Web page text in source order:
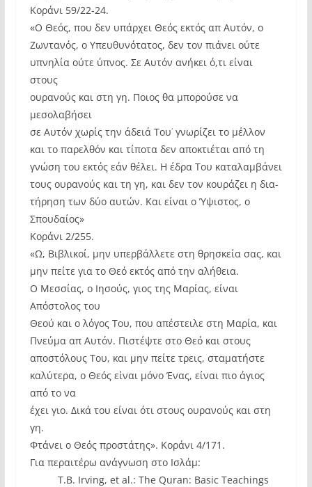
Κοράνι 59/22-24.
«Ο Θεός, που δεν υπάρχει Θεός εκτός απ Αυτόν, ο
Ζωντανός, ο Υπευθυνότατος, δεν τον πιάνει ούτε
υπνηλία ούτε ύπνος. Σε Αυτόν ανήκει ό,τι είναι
στους
ουρανούς και στη γη. Ποιος θα μπορούσε να
μεσολαβήσει
σε Αυτόν χωρίς την άδειά Του˙ γνωρίζει το μέλλον
και το παρελθόν και τίποτα δεν αποκτιέται από τη
γνώση του εκτός εάν θέλει. Η έδρα Του καταλαμβάνει
τους ουρανούς και τη γη, και δεν τον κουράζει η δια-
τήρηση των δύο αυτών. Και είναι ο Ύψιστος, ο
Σπουδαίος»
Κοράνι 2/255.
«Ω, Βιβλικοί, μην υπερβάλλετε στη θρησκεία σας, και
μην πείτε για το Θεό εκτός από την αλήθεια.
Ο Μεσσίας, ο Ιησούς, γιος της Μαρίας, είναι
Απόστολος του
Θεού και ο λόγος Του, που απέστειλε στη Μαρία, και
Πνεύμα απ Αυτόν. Πιστέψτε στο Θεό και στους
αποστόλους Του, και μην πείτε τρεις, σταματήστε
καλύτερα, ο Θεός είναι μόνο Ένας, είναι πιο άγιος
από το να
έχει γιο. Δικά του είναι ότι στους ουρανούς και στη
γη.
Φτάνει ο Θεός προστάτης». Κοράνι 4/171.
Για περαιτέρω ανάγνωση στο Ισλάμ:
 T.B. Irving, et al.: The Quran: Basic Teachings